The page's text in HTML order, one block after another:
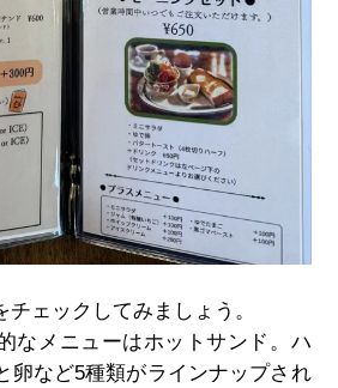
ェックしてみましょう。
なメニューはホットサンド。ハ
卵など5種類がラインナップされ